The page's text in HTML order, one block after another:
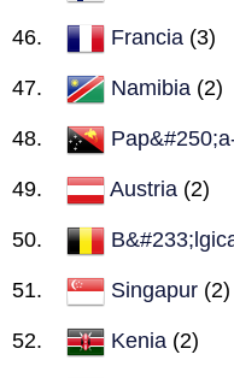
Francia (3)
Namibia (2)
Austria (2)
Singapur (2)
Kenia (2)